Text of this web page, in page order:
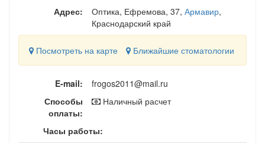
Адрес: Оптика, Ефремова, 37, Армавир,
Краснодарский край
Посмотреть на карте Ближайшие стоматологии
E-mail:
frogos2011@mail.ru
Способы
оплаты:
Наличный расчет
Часы работы: